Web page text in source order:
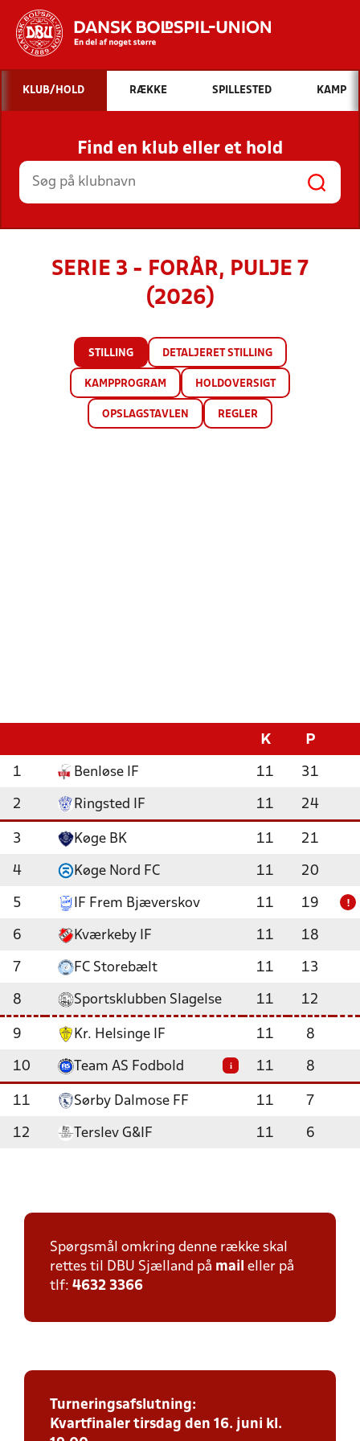
Hvad vil du søge efter?
INDHOLD OG NYHEDER
STILLINGER, RESULTATER, KLUBBER OG
HOLD
KLUB/HOLD RÆKKE SPILLESTED KAMP
Find en klub eller et hold
SERIE 3 - FORÅR, PULJE 7
(2026)
STILLING DETALJERET STILLING
KAMPPROGRAM HOLDOVERSIGT
OPSLAGSTAVLEN REGLER
K P
1 Benløse IF 11 31
2 Ringsted IF 11 24
3 Køge BK 11 21
4 Køge Nord FC 11 20
5 IF Frem Bjæverskov 11 19 !
6 Kværkeby IF 11 18
7 FC Storebælt 11 13
8 Sportsklubben Slagelse 11 12
9 Kr. Helsinge IF 11 8
10 Team AS Fodbold i 11 8
11 Sørby Dalmose FF 11 7
12 Terslev G&IF 11 6
Spørgsmål omkring denne række skal
rettes til DBU Sjælland på mail eller på
tlf: 4632 3366
Turneringsafslutning:
Kvartfinaler tirsdag den 16. juni kl.